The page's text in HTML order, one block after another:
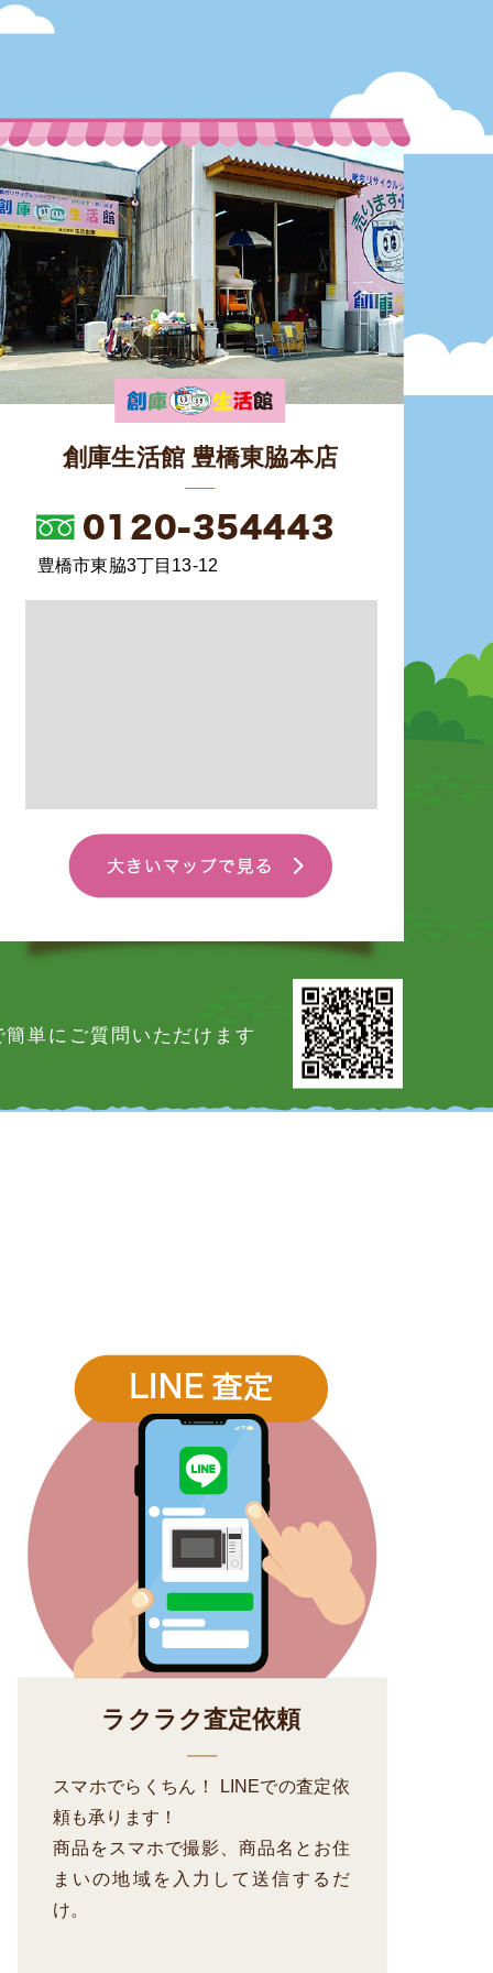
創庫生活館 豊橋東脇本店
豊橋市東脇3丁目13-12
単にご質問いただけます
ラクラク査定依頼
スマホでらくちん！ LINEでの査定依
頼も承ります！
商品をスマホで撮影、商品名とお住
まいの地域を入力して送信するだ
け。